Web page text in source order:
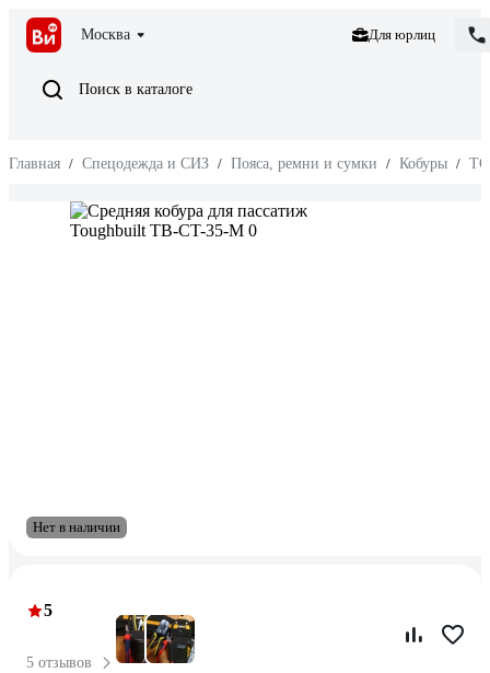
Москва Для юрлиц
Поиск в каталоге
Главная / Спецодежда и СИЗ / Пояса, ремни и сумки / Кобуры /
Нет в наличии
5
5 отзывов